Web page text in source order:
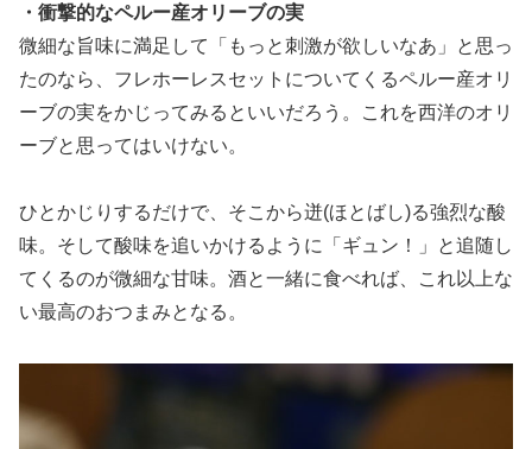
・衝撃的なペルー産オリーブの実
微細な旨味に満足して「もっと刺激が欲しいなあ」と思っ
たのなら、フレホーレスセットについてくるペルー産オリ
ーブの実をかじってみるといいだろう。これを西洋のオリ
ーブと思ってはいけない。
ひとかじりするだけで、そこから迸(ほとばし)る強烈な酸
味。そして酸味を追いかけるように「ギュン！」と追随し
てくるのが微細な甘味。酒と一緒に食べれば、これ以上な
い最高のおつまみとなる。